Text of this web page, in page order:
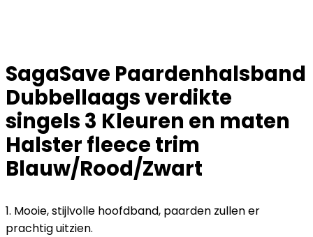
SagaSave Paardenhalsband
Dubbellaags verdikte
singels 3 Kleuren en maten
Halster fleece trim
Blauw/Rood/Zwart
1. Mooie, stijlvolle hoofdband, paarden zullen er
prachtig uitzien.